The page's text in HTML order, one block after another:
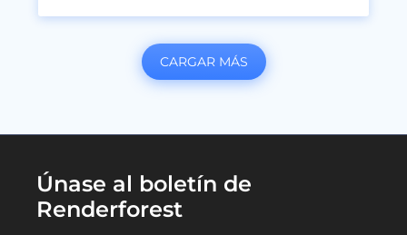
CARGAR MÁS
Únase al boletín de
Renderforest